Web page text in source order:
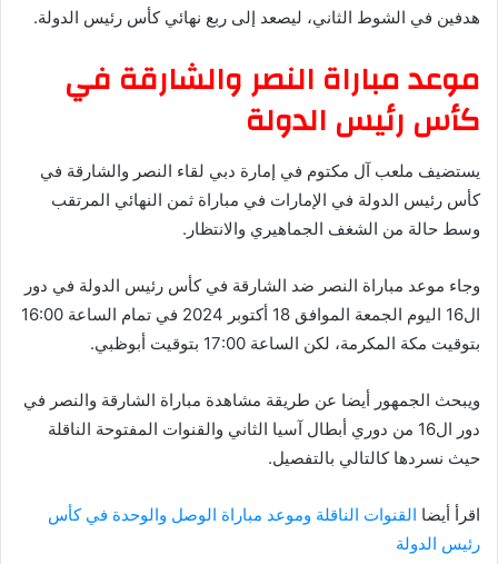
هدفين في الشوط الثاني، ليصعد إلى ربع نهائي كأس رئيس الدولة.
موعد مباراة النصر والشارقة في
كأس رئيس الدولة
يستضيف ملعب آل مكتوم في إمارة دبي لقاء النصر والشارقة في
كأس رئيس الدولة في الإمارات في مباراة ثمن النهائي المرتقب
وسط حالة من الشغف الجماهيري والانتظار.
وجاء موعد مباراة النصر ضد الشارقة في كأس رئيس الدولة في دور
ال16 اليوم الجمعة الموافق 18 أكتوبر 2024 في تمام الساعة 16:00
بتوقيت مكة المكرمة، لكن الساعة 17:00 بتوقيت أبوظبي.
ويبحث الجمهور أيضا عن طريقة مشاهدة مباراة الشارقة والنصر في
دور ال16 من دوري أبطال آسيا الثاني والقنوات المفتوحة الناقلة
حيث نسردها كالتالي بالتفصيل.
اقرأ أيضا القنوات الناقلة وموعد مباراة الوصل والوحدة في كأس
رئيس الدولة